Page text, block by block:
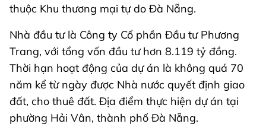
thuộc Khu thương mại tự do Đà Nẵng.
Nhà đầu tư là Công ty Cổ phần Đầu tư Phương
Trang, với tổng vốn đầu tư hơn 8.119 tỷ đồng.
Thời hạn hoạt động của dự án là không quá 70
năm kể từ ngày được Nhà nước quyết định giao
đất, cho thuê đất. Địa điểm thực hiện dự án tại
phường Hải Vân, thành phố Đà Nẵng.